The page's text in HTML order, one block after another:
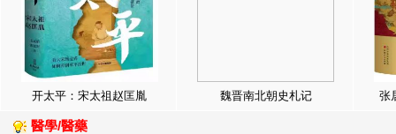
开太平：宋太祖赵匡胤 魏晋南北朝史札记 张
醫學/醫藥